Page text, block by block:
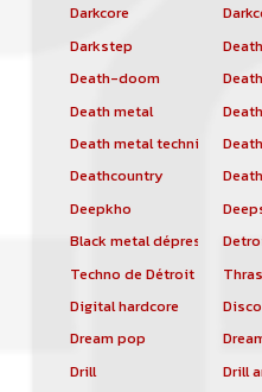
Darkcore
Darkstep
Death-doom
Death metal
Death metal technique
Deathcountry
Deepkho
Black metal dépressif
Techno de Détroit
Digital hardcore
Dream pop
Drill
Drill